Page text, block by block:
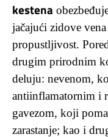
kestena
jačajući zidove
propustljivost.
drugim prirodnim
deluju: nevenom,
antiinflamatornim i
gavezom, koji
zarastanje; kao i